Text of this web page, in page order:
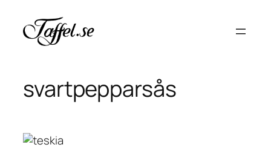
innehåll
svartpepparsås